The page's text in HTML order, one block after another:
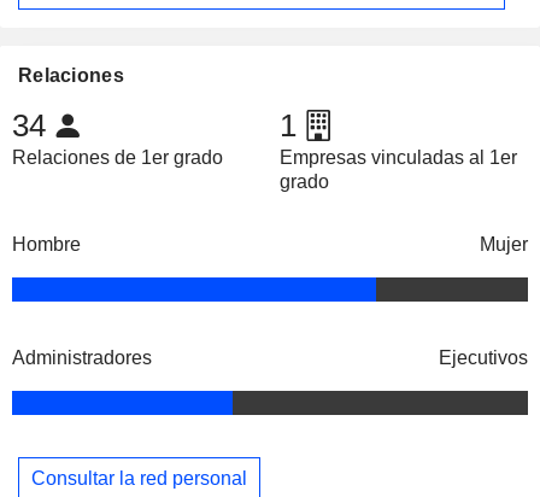
Relaciones
34
Relaciones de 1er grado
1
Empresas vinculadas al 1er
grado
Hombre Mujer
Administradores Ejecutivos
Consultar la red personal